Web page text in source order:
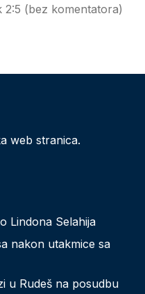
2:5 (bez komentatora)
web stranica.
Lindona Selahija
nakon utakmice sa
u Rudeš na posudbu